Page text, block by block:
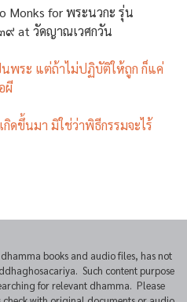
Monks for พระนวกะ รุ่น
at วัดญาณเวศกวัน
พระ แต่ถ้าไม่ปฏิบัติให้ถูก ก็แค่
ผี
ดขึ้นมา มิใช่ว่าพิธีกรรมจะไร้
books and audio files, has not
Such content purpose
for relevant dhamma. Please